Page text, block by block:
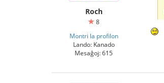
Roch
8
Montri la profilon
Lando: Kanado
Mesaĝoj: 615